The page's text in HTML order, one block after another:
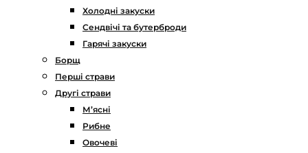
Холодні закуски
Сендвічі та бутерброди
Гарячі закуски
Борщ
Перші страви
Другі страви
М’ясні
Рибне
Овочеві